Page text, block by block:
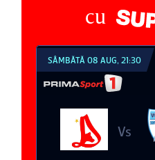
cu
SÂMBĂTĂ 08 AUG, 21:30
Vs